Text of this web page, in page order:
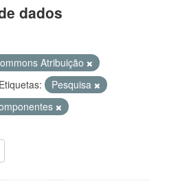
dados
Atribuição
Etiquetas:
Pesquisa